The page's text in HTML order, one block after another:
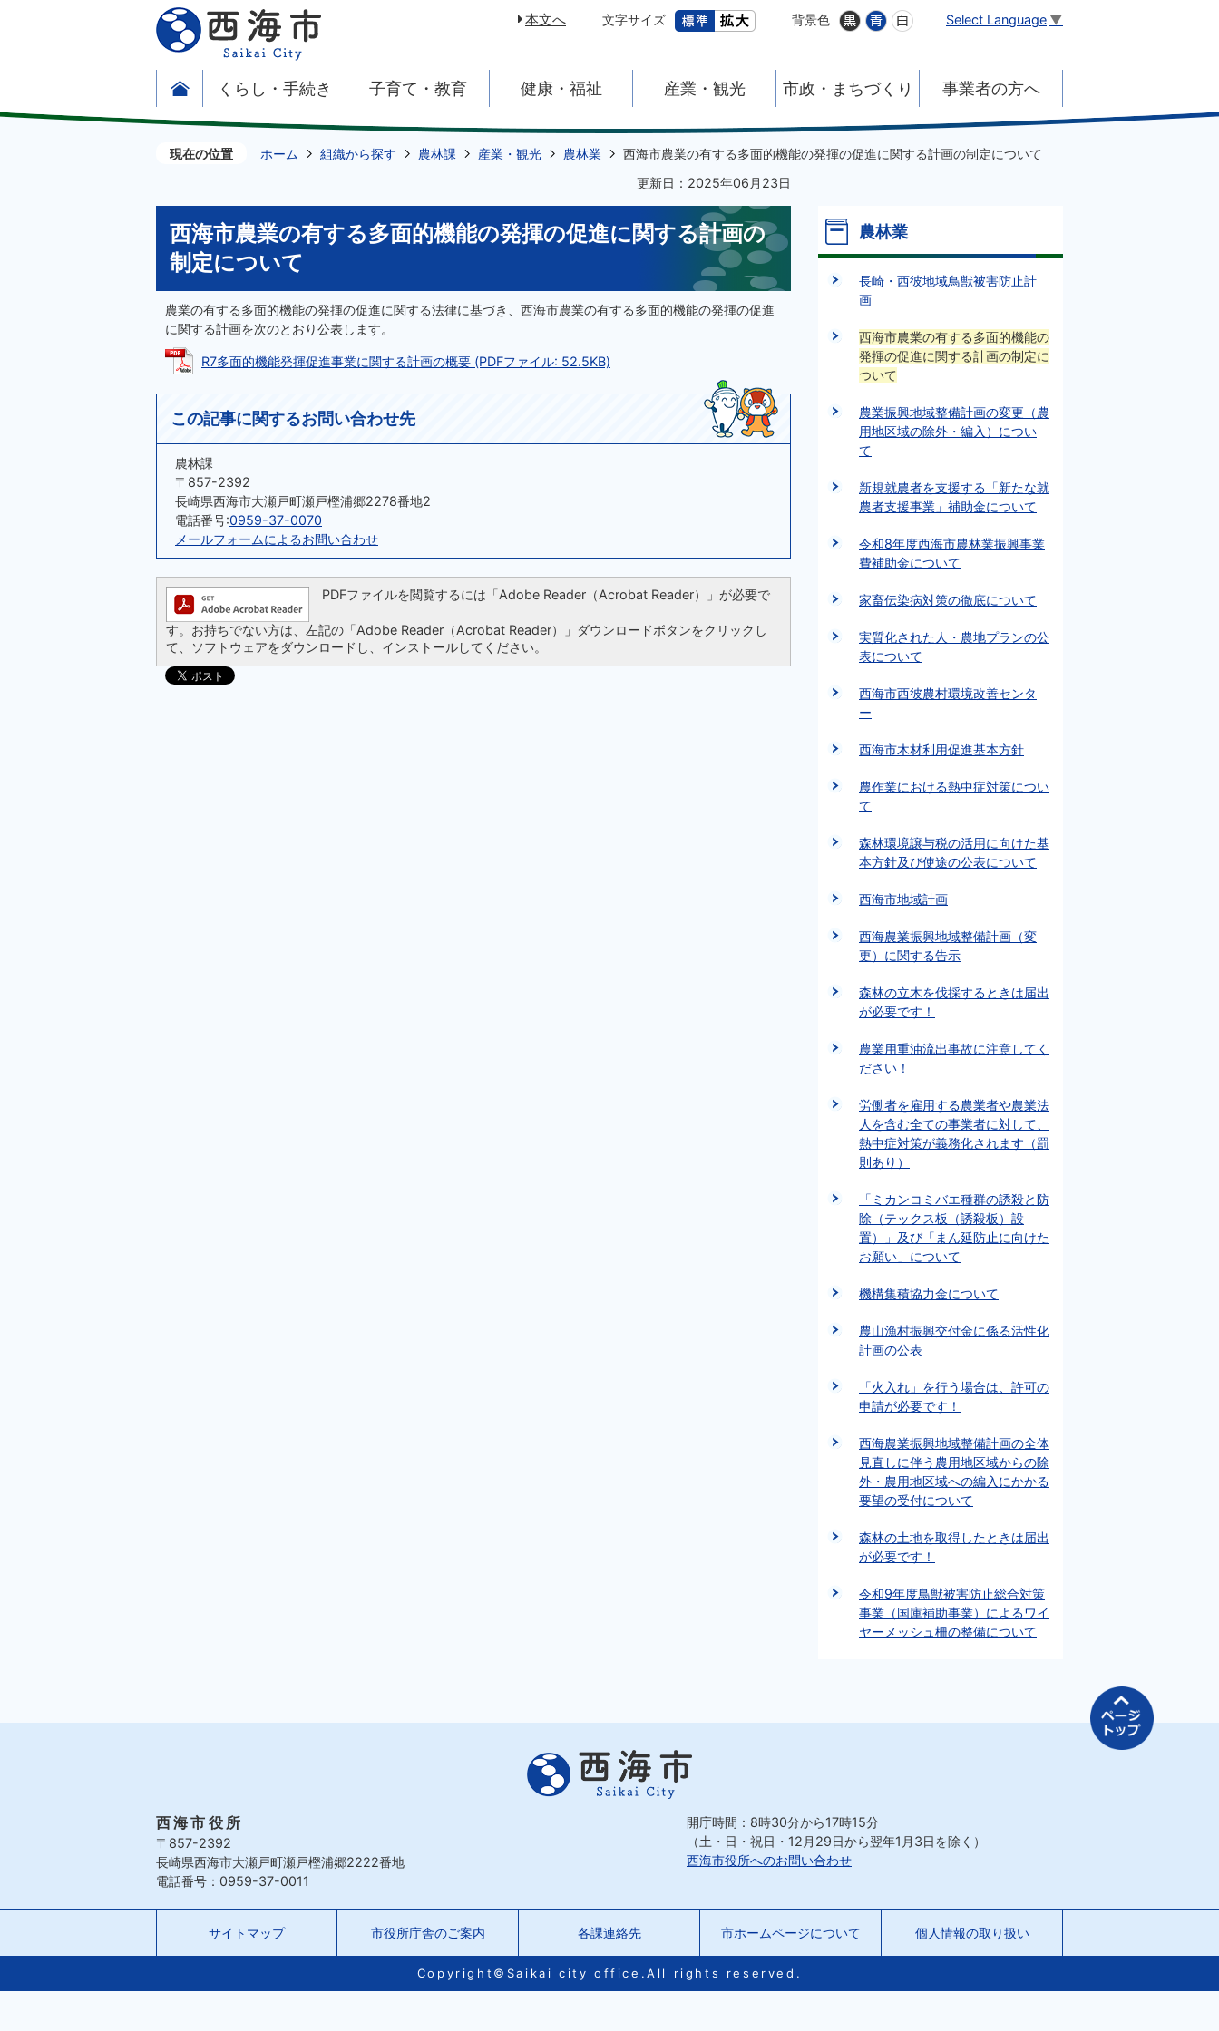
本文へ 文字サイズ 背景色 Select Language ▼
くらし・手続き 子育て・教育 健康・福祉 産業・観光 市政・まちづくり 事業者の方へ
現在の位置 ホーム 組織から探す 農林課 産業・観光 農林業
西海市農業の有する多面的機能の発揮の促進に関する計画の制定について
更新日：2025年06月23日
西海市農業の有する多面的機能の発揮の促進に関する計画の
制定について
農業の有する多面的機能の発揮の促進に関する法律に基づき、西海市農業の有する多面的機能の発揮の促進
に関する計画を次のとおり公表します。
R7多面的機能発揮促進事業に関する計画の概要 (PDFファイル: 52.5KB)
この記事に関するお問い合わせ先
農林課
〒857-2392
長崎県西海市大瀬戸町瀬戸樫浦郷2278番地2
電話番号:0959-37-0070
メールフォームによるお問い合わせ
PDFファイルを閲覧するには「Adobe Reader（Acrobat Reader）」が必要で
す。お持ちでない方は、左記の「Adobe Reader（Acrobat Reader）」ダウンロードボタンをクリックし
て、ソフトウェアをダウンロードし、インストールしてください。
農林業
長崎・西彼地域鳥獣被害防止計
画
西海市農業の有する多面的機能の
発揮の促進に関する計画の制定に
ついて
農業振興地域整備計画の変更（農
用地区域の除外・編入）につい
て
新規就農者を支援する「新たな就
農者支援事業」補助金について
令和8年度西海市農林業振興事業
費補助金について
家畜伝染病対策の徹底について
実質化された人・農地プランの公
表について
西海市西彼農村環境改善センタ
ー
西海市木材利用促進基本方針
農作業における熱中症対策につい
て
森林環境譲与税の活用に向けた基
本方針及び使途の公表について
西海市地域計画
西海農業振興地域整備計画（変
更）に関する告示
森林の立木を伐採するときは届出
が必要です！
農業用重油流出事故に注意してく
ださい！
労働者を雇用する農業者や農業法
人を含む全ての事業者に対して、
熱中症対策が義務化されます（罰
則あり）
「ミカンコミバエ種群の誘殺と防
除（テックス板（誘殺板）設
置）」及び「まん延防止に向けた
お願い」について
機構集積協力金について
農山漁村振興交付金に係る活性化
計画の公表
「火入れ」を行う場合は、許可の
申請が必要です！
西海農業振興地域整備計画の全体
見直しに伴う農用地区域からの除
外・農用地区域への編入にかかる
要望の受付について
森林の土地を取得したときは届出
が必要です！
令和9年度鳥獣被害防止総合対策
事業（国庫補助事業）によるワイ
ヤーメッシュ柵の整備について
西海市役所
〒857-2392
長崎県西海市大瀬戸町瀬戸樫浦郷2222番地
電話番号：0959-37-0011
開庁時間：8時30分から17時15分
（土・日・祝日・12月29日から翌年1月3日を除く）
西海市役所へのお問い合わせ
サイトマップ 市役所庁舎のご案内 各課連絡先 市ホームページについて 個人情報の取り扱い
Copyright©Saikai city office.All rights reserved.